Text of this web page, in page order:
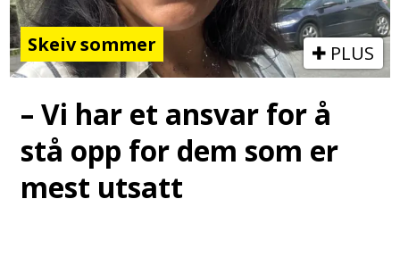
Skeiv sommer PLUS
– Vi har et ansvar for å
stå opp for dem som er
mest utsatt